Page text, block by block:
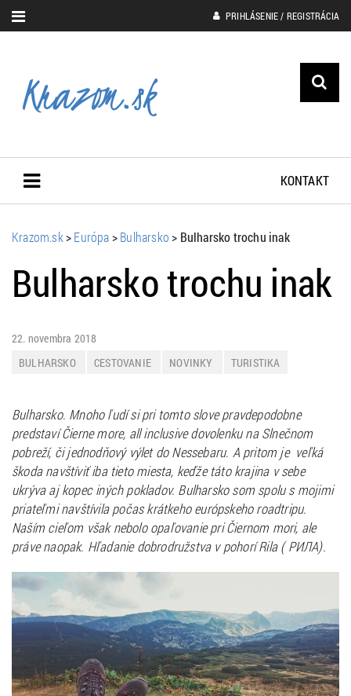
PRIHLÁSENIE / REGISTRÁCIA
KONTAKT
Krazom.sk>Európa>Bulharsko> Bulharsko trochu inak
Bulharsko trochu inak
22. novembra 2018
BULHARSKO
CESTOVANIE NOVINKY TURISTIKA
Bulharsko. Mnoho ľudí si pri tomto slove pravdepodobne
predstaví Čierne more, all inclusive dovolenku na Slnečnom
pobreží, či jednodňový výlet do Nessebaru. A pritom je veľká
škoda navštíviť iba tieto miesta, keďže táto krajina v sebe
ukrýva aj kopec iných pokladov. Bulharsko som spolu s mojimi
priateľmi navštívila počas krátkeho európskeho roadtripu.
Naším cieľom však nebolo opaľovanie pri Čiernom mori, ale
práve naopak. Hľadanie dobrodružstva v pohorí Rila ( РИЛА).